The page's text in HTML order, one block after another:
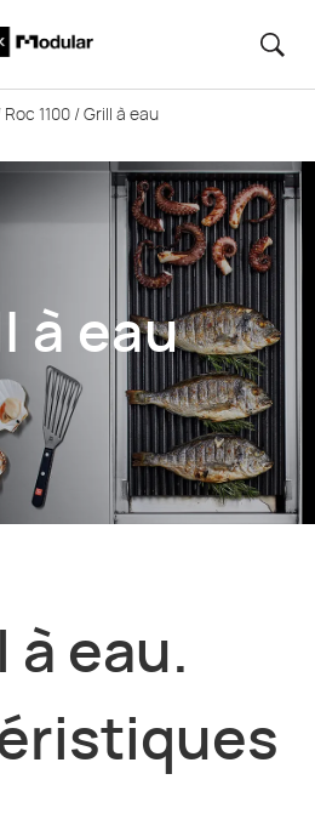
Roc 1100 / Grill à eau
à eau
à eau.